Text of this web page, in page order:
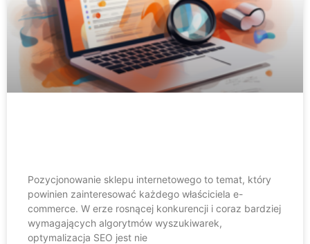
Pozycjonowanie sklepu internetowego to temat, który
powinien zainteresować każdego właściciela e-
commerce. W erze rosnącej konkurencji i coraz bardziej
wymagających algorytmów wyszukiwarek,
optymalizacja SEO jest nie